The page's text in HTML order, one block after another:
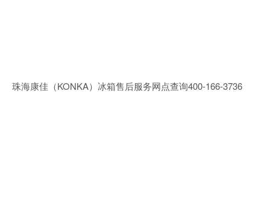
珠海康佳（KONKA）冰箱售后服务网点查询400-166-3736